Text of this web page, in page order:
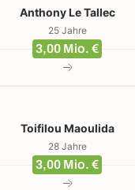
Anthony Le Tallec
25 Jahre
3,00 Mio. €
Toifilou Maoulida
28 Jahre
3,00 Mio. €